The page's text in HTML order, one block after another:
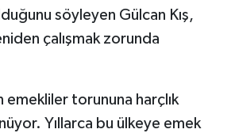
söyleyen Gülcan Kış,
çalışmak zorunda
emekliler torununa harçlık
Yıllarca bu ülkeye emek